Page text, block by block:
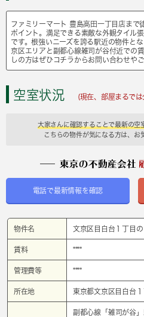
ファミリーマート 豊島高田一丁目店まで
ポイント。満足できる素敵な外観タイル
です。根強いニーズを誇る駅近の物件と
京区エリアと副都心線雑司が谷付近での
しの方はぜひコチラからお問い合わせや
空室状況 (現在、部屋まるでは
大家さんに確認することで最新の空
こちらの物件が気になる方は、お
電話で最新情報を確認
物件名 文京区目白台１丁目
賃料 ****
管理費等 ****
所在地 東京都文京区目白台
副都心線「 雑司が谷